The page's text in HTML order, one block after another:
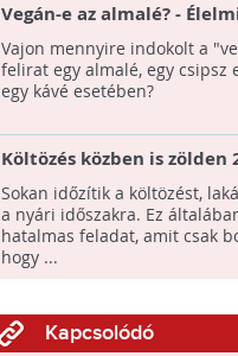
Vegán-e az almalé? -
melyekről nem
tartalmazhatnak állati
összetevőket
Vajon mennyire indokolt a
felirat egy almalé, egy csipsz
egy kávé esetében?
Költözés közben is zölden
Lomtalanítás és
hulladékcsökkentés
Sokan időzítik a költözést,
a nyári időszakra. Ez
hatalmas feladat, amit csak
hogy ...
Kapcsolódó